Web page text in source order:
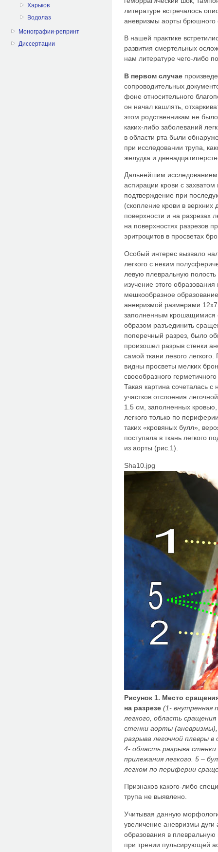
Харьков
Водолаз
Монографии-репринт
Диссертации
литературе встречалось
аневризмы аорты брюшного
В нашей практике
развития смертельных
нам литературе чего-либо
В первом случае
сопроводительных
фоне относительного
он начал кашлять,
этом родственникам не
каких-либо заболеваний
в области рта были
при исследовании трупа,
желудка и
Дальнейшим исследованием
аспирации крови с
подтверждение при
(скопление крови в верхних
поверхности и на разрезах
на поверхностях разрезов
эритроцитов в просветах
Особый интерес вызвало
легкого с неким
левую плевральную полость
изучение этого
мешкообразное
аневризмой размерами
заполненным крошащимися
образом разъединить
поперечный разрез, было
произошел разрыв стенки
самой ткани левого
видны просветы мелких
своеобразного
Такая картина сочеталась
участков отслоения
1.5 см, заполненных
легкого только по
таких «кровяных булл»,
поступала в ткань легкого
из аорты (рис.1).
Sha10.jpg
Рисунок 1. Место
на разрезе (1- внутренняя
легкого, область
стенки аорты
разрыва легочной плевры
4- область разрыва
прилежания легкого. 5 –
легком по периферии
Признаков какого-либо
трупа не выявлено.
Учитывая данную
увеличение аневризмы
образования в
при трении пульсирующей